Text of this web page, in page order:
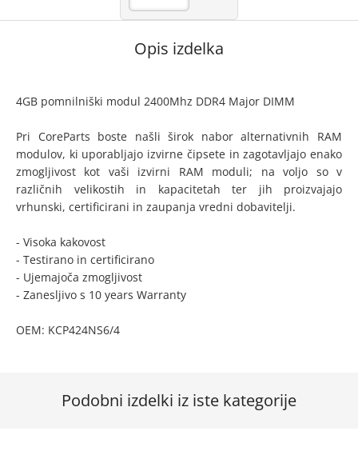
Opis izdelka
4GB pomnilniški modul 2400Mhz DDR4 Major DIMM
Pri CoreParts boste našli širok nabor alternativnih RAM
modulov, ki uporabljajo izvirne čipsete in zagotavljajo enako
zmogljivost kot vaši izvirni RAM moduli; na voljo so v
različnih velikostih in kapacitetah ter jih proizvajajo
vrhunski, certificirani in zaupanja vredni dobavitelji.
- Visoka kakovost
- Testirano in certificirano
- Ujemajoča zmogljivost
- Zanesljivo s 10 years Warranty
OEM: KCP424NS6/4
Podobni izdelki iz iste kategorije